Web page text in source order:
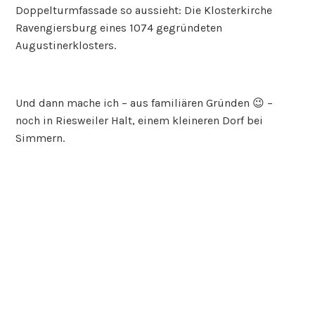
Doppelturmfassade so aussieht: Die Klosterkirche
Ravengiersburg eines 1074 gegründeten
Augustinerklosters.
Und dann mache ich – aus familiären Gründen 😉 –
noch in Riesweiler Halt, einem kleineren Dorf bei
Simmern.